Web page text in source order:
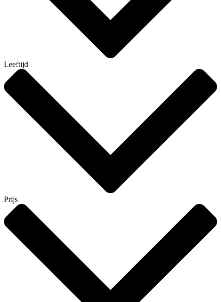
Leeftijd
Prijs